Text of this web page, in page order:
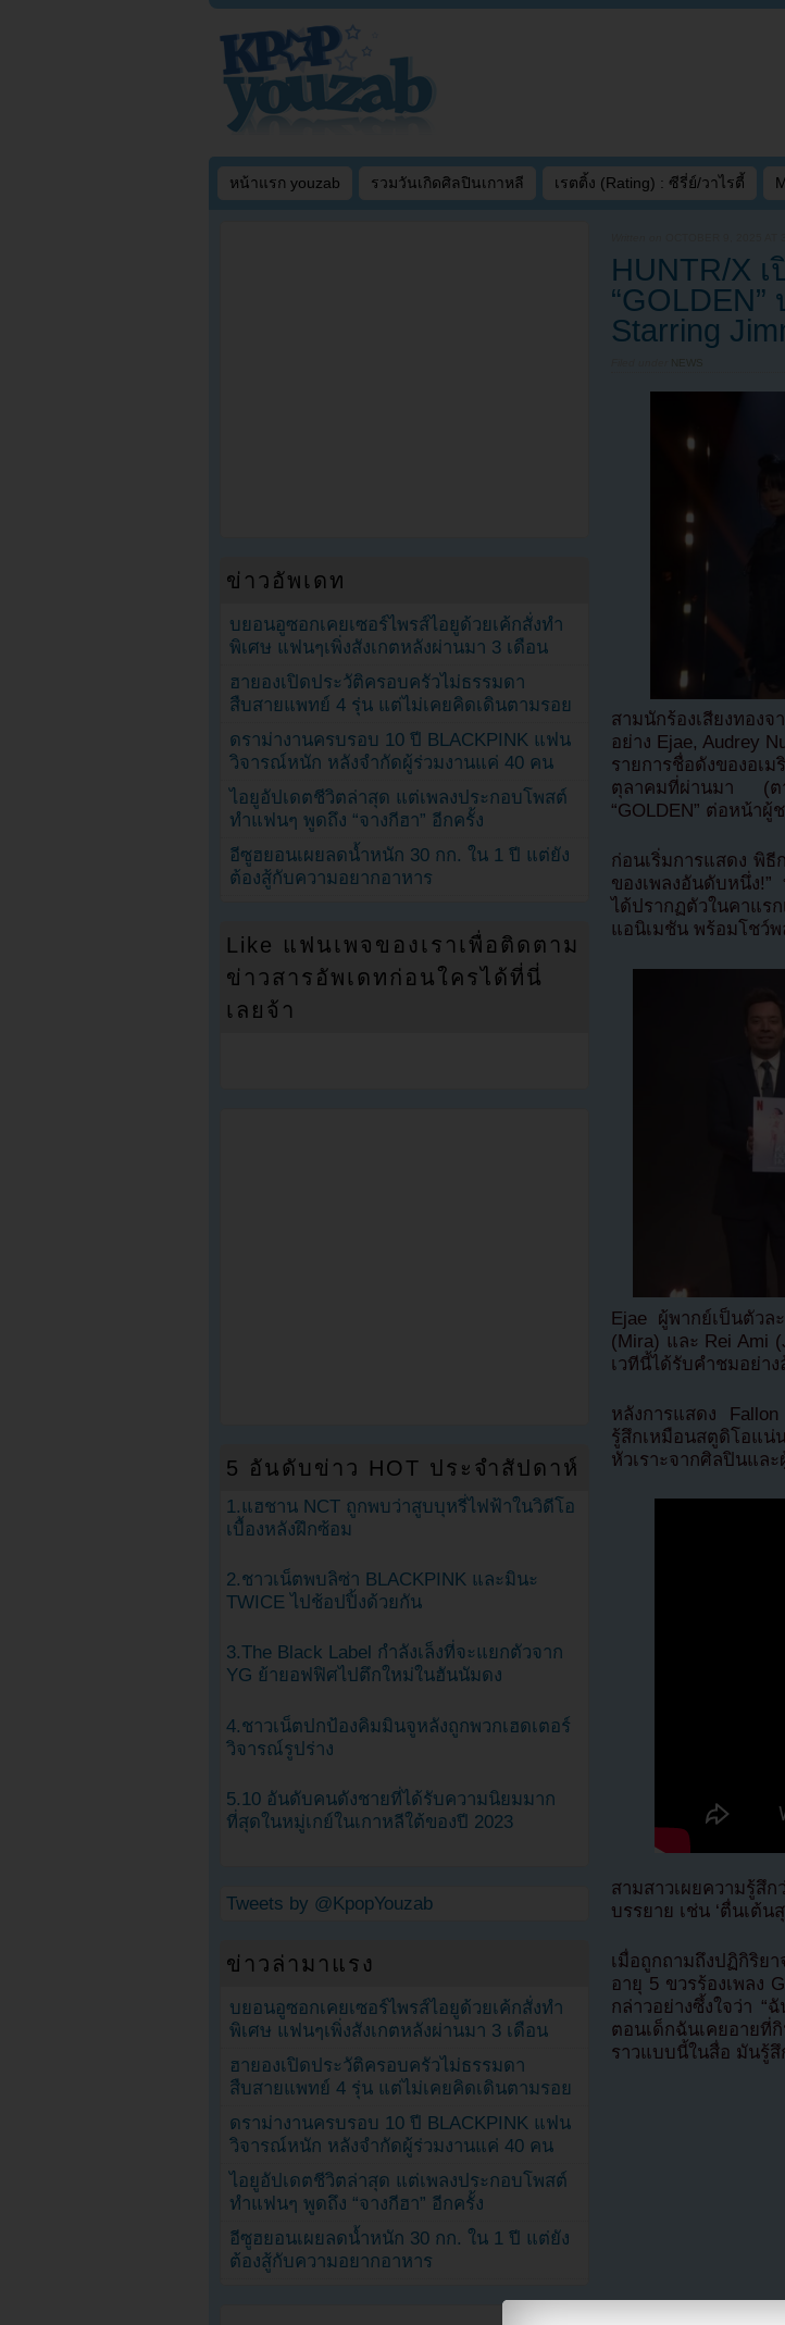
หน้าแรก youzab รวมวันเกิดศิลปินเกาหลี เรตติ้ง (Rating) : ซีรี่ย์/วาไรตี้
HUNTR/X
“GOLDEN”
Starring
NEWS
สามนักร้องเสียงทอง
อย่าง Ejae, Audrey
รายการชื่อดังของอเ
ตุลาคมที่ผ่านมา (ตา
“GOLDEN” ต่อหน้า
ก่อนเริ่มการแสดง พิธี
ของเพลงอันดับหนึ่ง
ได้ปรากฏตัวในคาแร
แอนิเมชัน พร้อมโชว์
Ejae ผู้พากย์เป็นตัวล
(Mira) และ Rei Ami
เวทีนี้ได้รับคำชมอย่า
หลังการแสดง
รู้สึกเหมือนสตูดิโอแน่
หัวเราะจากศิลปินและ
สามสาวเผยความรู้สึ
บรรยาย เช่น ‘ตื่นเต้นสุ
เมื่อถูกถามถึงปฏิกิริย
อายุ 5 ขวรร้องเพลง
กล่าวอย่างซึ้งใจว่า “
ตอนเด็กฉันเคยอายที่
ราวแบบนี้ในสื่อ มันรู้สึ
ข่าวอัพเดท
บยอนอูซอกเคยเซอร์ไพรส์ไอยูด้วยเค้กสั่งทำ
พิเศษ แฟนๆเพิ่งสังเกตหลังผ่านมา 3 เดือน
ฮายองเปิดประวัติครอบครัวไม่ธรรมดา
สืบสายแพทย์ 4 รุ่น แต่ไม่เคยคิดเดินตามรอย
ดราม่างานครบรอบ 10 ปี BLACKPINK แฟน
วิจารณ์หนัก หลังจำกัดผู้ร่วมงานแค่ 40 คน
ไอยูอัปเดตชีวิตล่าสุด แต่เพลงประกอบโพสต์
ทำแฟนๆ พูดถึง “จางกีฮา” อีกครั้ง
อีซูฮยอนเผยลดน้ำหนัก 30 กก. ใน 1 ปี แต่ยัง
ต้องสู้กับความอยากอาหาร
Like แฟนเพจของเราเพื่อติดตาม
ข่าวสารอัพเดทก่อนใครได้ที่นี่
เลยจ้า
5 อันดับข่าว HOT ประจำสัปดาห์
1.แฮชาน NCT ถูกพบว่าสูบบุหรี่ไฟฟ้าในวิดีโอ
เบื้องหลังฝึกซ้อม
2.ชาวเน็ตพบลิซ่า BLACKPINK และมินะ
TWICE ไปช้อปปิ้งด้วยกัน
3.The Black Label กำลังเล็งที่จะแยกตัวจาก
YG ย้ายอฟฟิศไปตึกใหม่ในฮันนัมดง
4.ชาวเน็ตปกป้องคิมมินจูหลังถูกพวกเฮดเตอร์
วิจารณ์รูปร่าง
5.10 อันดับคนดังชายที่ได้รับความนิยมมาก
ที่สุดในหมู่เกย์ในเกาหลีใต้ของปี 2023
Tweets by @KpopYouzab
ข่าวล่ามาแรง
บยอนอูซอกเคยเซอร์ไพรส์ไอยูด้วยเค้กสั่งทำ
พิเศษ แฟนๆเพิ่งสังเกตหลังผ่านมา 3 เดือน
ฮายองเปิดประวัติครอบครัวไม่ธรรมดา
สืบสายแพทย์ 4 รุ่น แต่ไม่เคยคิดเดินตามรอย
ดราม่างานครบรอบ 10 ปี BLACKPINK แฟน
วิจารณ์หนัก หลังจำกัดผู้ร่วมงานแค่ 40 คน
ไอยูอัปเดตชีวิตล่าสุด แต่เพลงประกอบโพสต์
ทำแฟนๆ พูดถึง “จางกีฮา” อีกครั้ง
อีซูฮยอนเผยลดน้ำหนัก 30 กก. ใน 1 ปี แต่ยัง
ต้องสู้กับความอยากอาหาร